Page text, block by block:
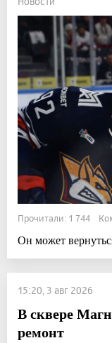
Прочитали: 1 744
Он может
15:20, 3 авг 2026
В сквере
ремонт